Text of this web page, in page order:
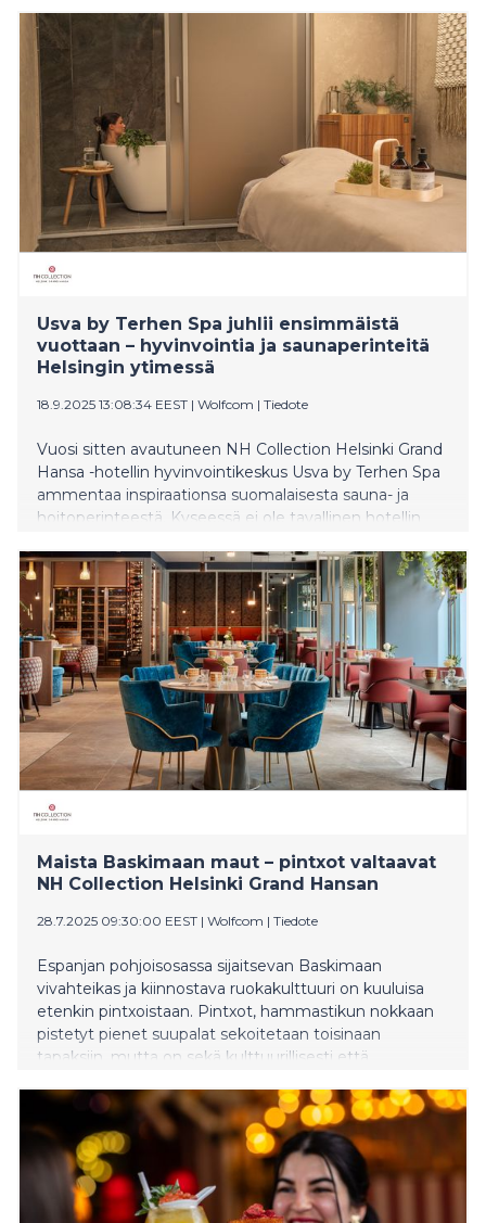
Usva by Terhen Spa juhlii ensimmäistä
vuottaan – hyvinvointia ja saunaperinteitä
Helsingin ytimessä
18.9.2025 13:08:34 EEST | Wolfcom | Tiedote
Vuosi sitten avautuneen NH Collection Helsinki Grand
Hansa -hotellin hyvinvointikeskus Usva by Terhen Spa
ammentaa inspiraationsa suomalaisesta sauna- ja
hoitoperinteestä. Kyseessä ei ole tavallinen hotellin
kokonaisuus, joka kutsuu syventymään
kokonaisvaltaisen hyvinvoinnin maailmaan. Saunan ja
hoitolan lisäksi se käsittää myös täysin varustellun, 300
neliömetrin kuntosalin venyttelyalueineen.
Maista Baskimaan maut – pintxot valtaavat
NH Collection Helsinki Grand Hansan
28.7.2025 09:30:00 EEST | Wolfcom | Tiedote
Espanjan pohjoisosassa sijaitsevan Baskimaan
vivahteikas ja kiinnostava ruokakulttuuri on kuuluisa
etenkin pintxoistaan. Pintxot, hammastikun nokkaan
pistetyt pienet suupalat sekoitetaan toisinaan
tapaksiin, mutta on sekä kulttuurillisesti että
herkut eivät ole vielä tuttuja, niitä pääsee nyt
maistamaan NH Collection Helsinki Grand Hansa
hotellin Hansa Café -ravintolassa Baskimaan
ruokaviikoilla, jonka järjestää yhteistyössä hotellin
kanssa Espanjan ja Bilbaon matkailutoimistot.